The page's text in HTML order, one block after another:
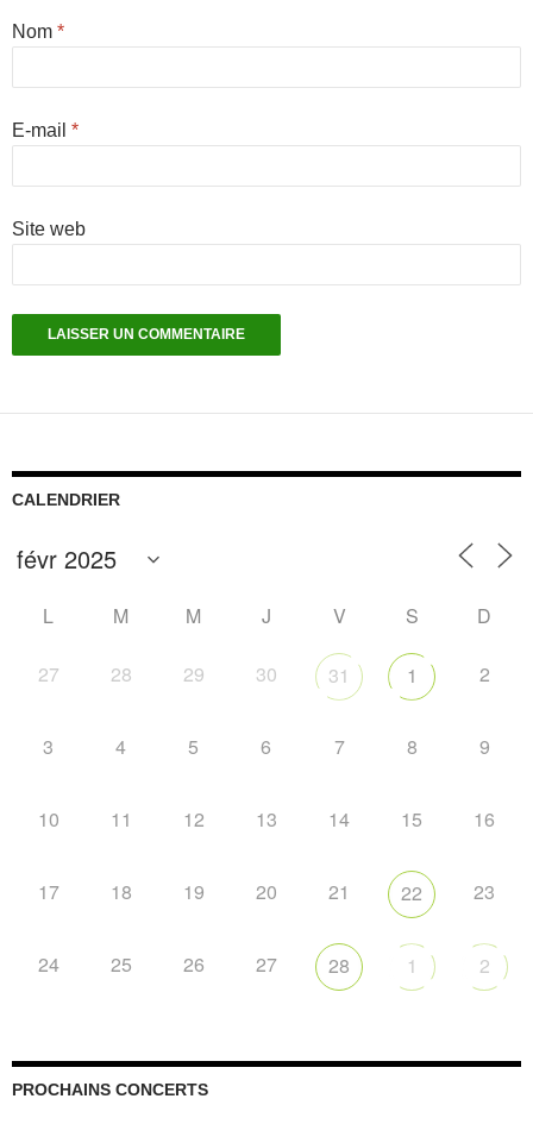
Nom *
E-mail *
Site web
CALENDRIER
L M M J V S D
27 28 29 30 31 1 2
3 4 5 6 7 8 9
10 11 12 13 14 15 16
17 18 19 20 21 22 23
24 25 26 27 28 1 2
PROCHAINS CONCERTS